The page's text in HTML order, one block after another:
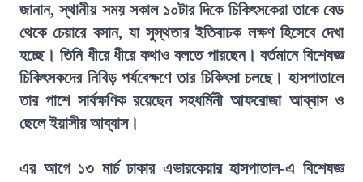
জানান, স্থানীয় সময় সকাল ১০টার দিকে চিকিৎসকেরা তাকে বেড
থেকে চেয়ারে বসান, যা সুস্থতার ইতিবাচক লক্ষণ হিসেবে দেখা
হচ্ছে। তিনি ধীরে ধীরে কথাও বলতে পারছেন। বর্তমানে বিশেষজ্ঞ
চিকিৎসকদের নিবিড় পর্যবেক্ষণে তার চিকিৎসা চলছে। হাসপাতালে
তার পাশে সার্বক্ষণিক রয়েছেন সহধর্মিনী আফরোজা আব্বাস ও
ছেলে ইয়াসীর আব্বাস।
এর আগে ১৩ মার্চ ঢাকার এভারকেয়ার হাসপাতাল-এ বিশেষজ্ঞ